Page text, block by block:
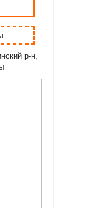
р-н,